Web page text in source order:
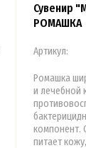
Сувенир
РОМАШКА
Артикул:
Ромашка
и лечебной
компонент.
питает